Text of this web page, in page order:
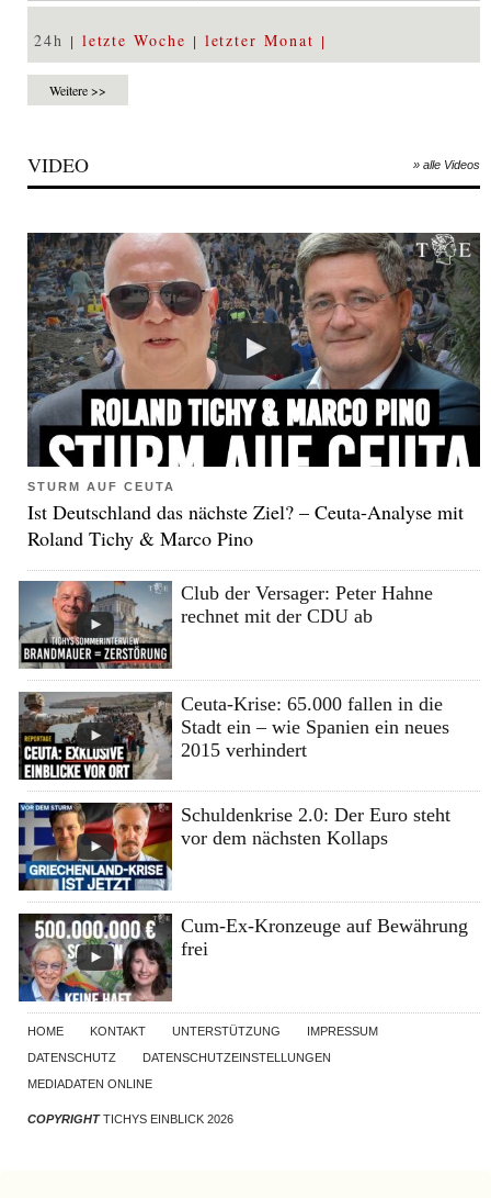
24h letzte Woche letzter Monat
Weitere >>
VIDEO » alle Videos
STURM AUF CEUTA
Ist Deutschland das nächste Ziel? – Ceuta-Analyse mit
Roland Tichy & Marco Pino
Club der Versager: Peter Hahne
rechnet mit der CDU ab
Ceuta-Krise: 65.000 fallen in die
Stadt ein – wie Spanien ein neues
2015 verhindert
Schuldenkrise 2.0: Der Euro steht
vor dem nächsten Kollaps
Cum-Ex-Kronzeuge auf Bewährung
frei
HOME KONTAKT UNTERSTÜTZUNG
IMPRESSUM
DATENSCHUTZ
DATENSCHUTZEINSTELLUNGEN
MEDIADATEN ONLINE
COPYRIGHTTICHYS EINBLICK 2026